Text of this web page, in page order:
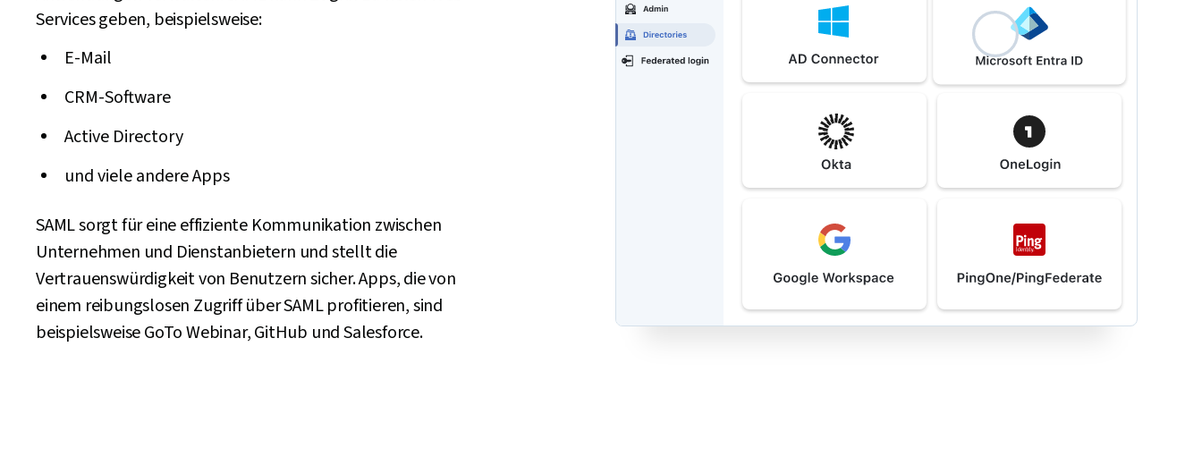
Services geben, beispielsweise:
E-Mail
CRM-Software
Active Directory
und viele andere Apps
SAML sorgt für eine effiziente Kommunikation zwischen
Unternehmen und Dienstanbietern und stellt die
Vertrauenswürdigkeit von Benutzern sicher. Apps, die von
einem reibungslosen Zugriff über SAML profitieren, sind
beispielsweise GoTo Webinar, GitHub und Salesforce.